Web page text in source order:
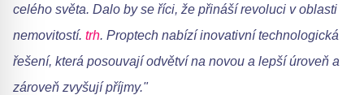
celého světa. Dalo by se říci, že přináší revoluci v oblasti
nemovitostí. trh. Proptech nabízí inovativní technologická
řešení, která posouvají odvětví na novou a lepší úroveň a
zároveň zvyšují příjmy."